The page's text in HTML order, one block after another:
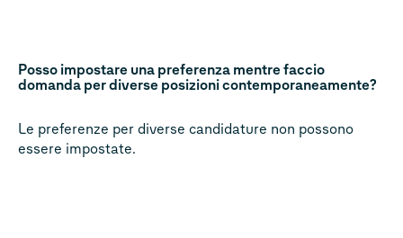
Posso impostare una preferenza mentre faccio
domanda per diverse posizioni contemporaneamente?
Le preferenze per diverse candidature non possono
essere impostate.